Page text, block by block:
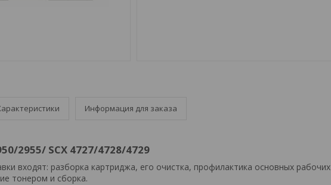
Информация для заказа
2955/ SCX 4727/4728/4729
входят: разборка картриджа, его очистка, профилактика основных рабочих
тонером и сборка.